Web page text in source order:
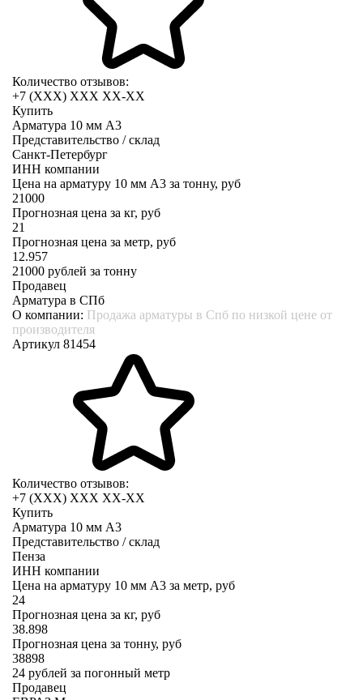
Количество отзывов:
+7 (XXX) ХХХ ХХ-ХХ
Купить
Арматура 10 мм А3
Представительство / склад
Санкт-Петербург
ИНН компании
Цена на арматуру 10 мм А3 за тонну, руб
21000
Прогнозная цена за кг, руб
21
Прогнозная цена за метр, руб
12.957
21000 рублей за тонну
Продавец
Арматура в СПб
О компании: Продажа арматуры в Спб по низкой цене от
производителя
Артикул 81454
Количество отзывов:
+7 (XXX) ХХХ ХХ-ХХ
Купить
Арматура 10 мм А3
Представительство / склад
Пенза
ИНН компании
Цена на арматуру 10 мм А3 за метр, руб
24
Прогнозная цена за кг, руб
38.898
Прогнозная цена за тонну, руб
38898
24 рублей за погонный метр
Продавец